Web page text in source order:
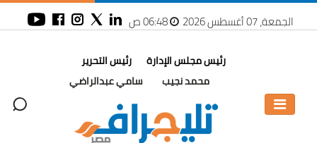
الجمعة، 07 أغسطس 2026 06:48 ص
رئيس مجلس الإدارة
محمد نجيب
رئيس التحرير
سامي عبدالراضي